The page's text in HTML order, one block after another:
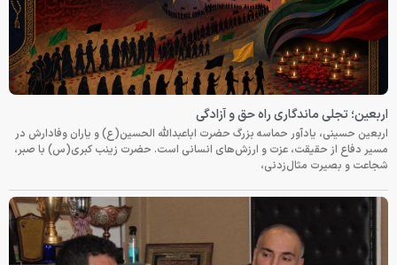
اربعین؛ تجلی ماندگاری راه حق و آزادگی
اربعین حسینی، یادآور حماسه بزرگ حضرت اباعبدالله الحسین(ع) و یاران وفادارش در
مسیر دفاع از حقیقت، عزت و ارزش‌های انسانی است. حضرت زینب کبری(س) با صبر،
شجاعت و بصیرت مثال‌زدنی،